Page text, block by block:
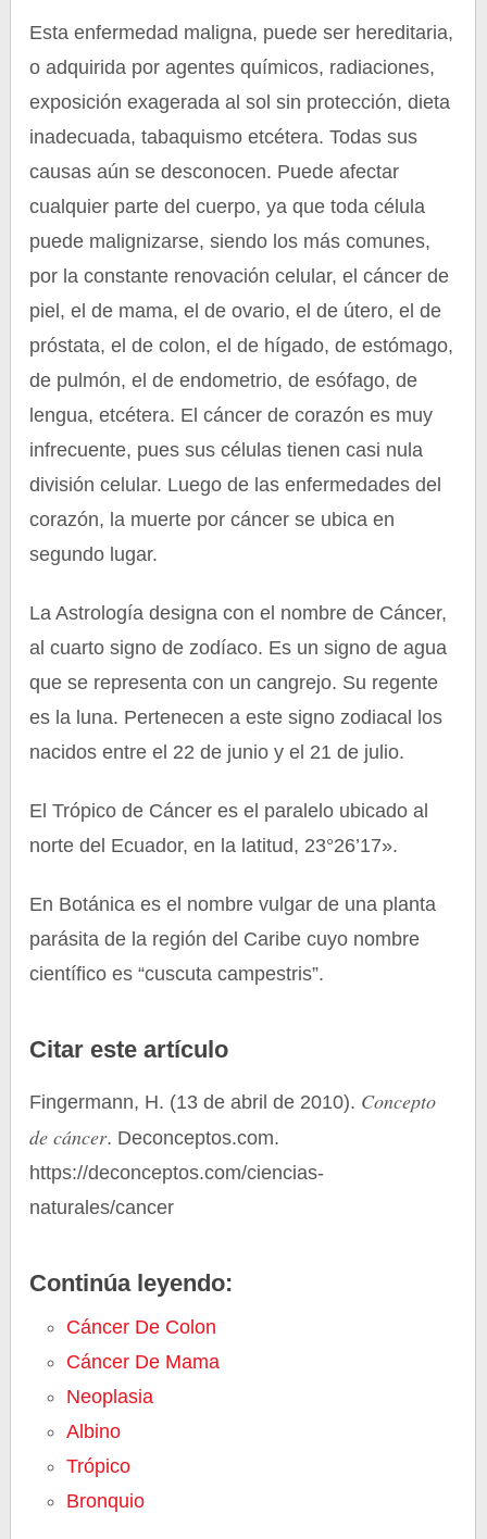
Esta enfermedad maligna, puede ser hereditaria,
o adquirida por agentes químicos, radiaciones,
exposición exagerada al sol sin protección, dieta
inadecuada, tabaquismo etcétera. Todas sus
causas aún se desconocen. Puede afectar
cualquier parte del cuerpo, ya que toda célula
puede malignizarse, siendo los más comunes,
por la constante renovación celular, el cáncer de
piel, el de mama, el de ovario, el de útero, el de
próstata, el de colon, el de hígado, de estómago,
de pulmón, el de endometrio, de esófago, de
lengua, etcétera. El cáncer de corazón es muy
infrecuente, pues sus células tienen casi nula
división celular. Luego de las enfermedades del
corazón, la muerte por cáncer se ubica en
segundo lugar.
La Astrología designa con el nombre de Cáncer,
al cuarto signo de zodíaco. Es un signo de agua
que se representa con un cangrejo. Su regente
es la luna. Pertenecen a este signo zodiacal los
nacidos entre el 22 de junio y el 21 de julio.
El Trópico de Cáncer es el paralelo ubicado al
norte del Ecuador, en la latitud, 23°26’17».
En Botánica es el nombre vulgar de una planta
parásita de la región del Caribe cuyo nombre
científico es “cuscuta campestris”.
Citar este artículo
Fingermann, H. (13 de abril de 2010). Concepto
de cáncer. Deconceptos.com.
https://deconceptos.com/ciencias-
naturales/cancer
Continúa leyendo:
Cáncer De Colon
Cáncer De Mama
Neoplasia
Albino
Trópico
Bronquio